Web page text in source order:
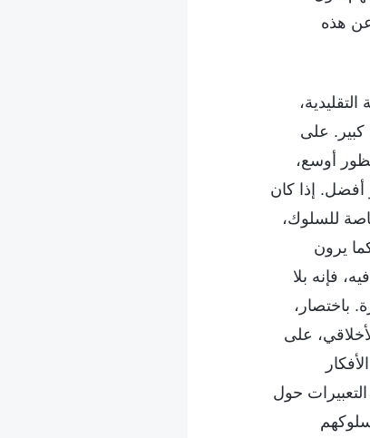
هذه
على
أوسع،
إذا كان
للسلوك،
يرون
فإنه بلا
باختصار،
على
حول